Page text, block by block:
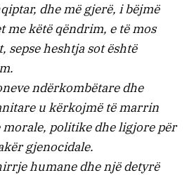
dhe më gjerë, i bëjmë
me këtë qëndrim, e të mos
heshtja sot është
ndërkombëtare dhe
u kërkojmë të marrin
morale, politike dhe ligjore për
gjenocidale.
humane dhe një detyrë